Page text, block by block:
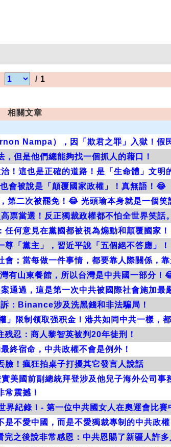
/ 1
相關文章
Nampa），因「欺君之罪」入獄！假
但是他們總能夠找一個抓人的藉口！
！這也是正確的道路！是「生命體」文明
會被說是「顛覆國家政權」！真無語！😂
第二次被罷免！😂 光頭瑜本身就是一個笑
票當選！反正獨裁政權都不怕全世界笑話。
何意見在黨國都被視為煽動和顛覆國家！
「黨主」，習近平說「五個絕不答應」！
；當每做一件事情，都要靠人際關係，靠
有山東餐館，所以台灣是中共國一部分！
通過，這是第一次中共被國際社會施加最
：Binance涉及洗黑錢和非法騙局！
限制领取强积金！港共如同中共一樣，都
忍：商人黎智英被判20年徒刑！
終宿命，中共政權不會是例外！
臉！瘋狂拍桌子打擾其它發言人說話
國前副總統拜登涉及他兒子海外公司事
常震撼！
界紀錄！- 第一位中共國女人在奧運會比
不愛中國，而是不愛獨裁專制的中共政權
之後說非常感恩：中共恩賜了新疆人許